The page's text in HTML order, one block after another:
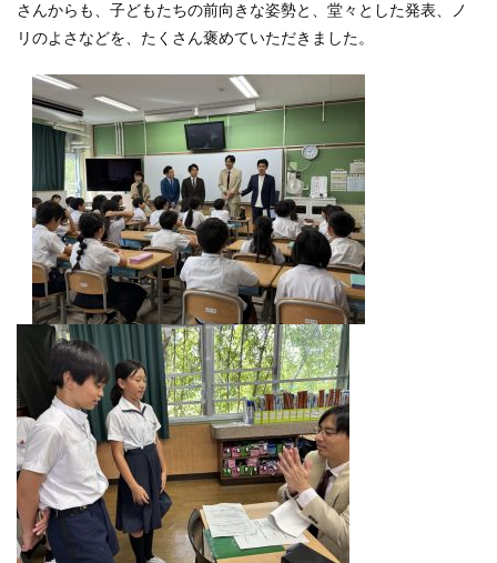
さんからも、子どもたちの前向きな姿勢と、堂々とした発表、ノ
リのよさなどを、たくさん褒めていただきました。